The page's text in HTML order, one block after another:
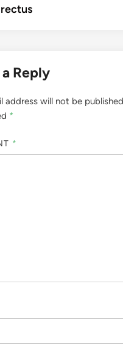
Reply
address will not be
*
*